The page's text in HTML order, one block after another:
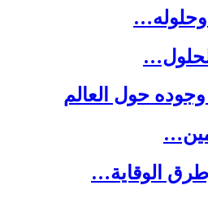
وحلوله…
وجوده حول العالم
الوقاية…